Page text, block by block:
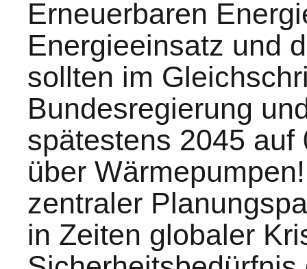
Erneuerbaren
Energieeinsatz und
sollten im
Bundesregierung
spätestens 2045
über
zentraler
in Zeiten globaler